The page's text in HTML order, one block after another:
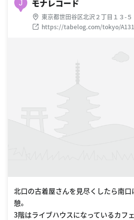
J モナレコード
東京都世田谷区北沢２丁目１３-５
https://tabelog.com/tokyo/
北口の古着屋さんを見尽くしたら南
憩。
3階はライブハウスになっているカフェ